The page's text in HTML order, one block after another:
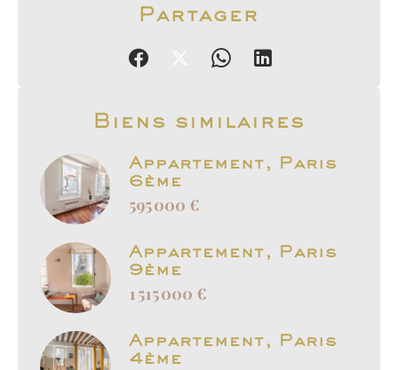
Partager
Biens similaires
Appartement, Paris
6ème
595 000 €
Appartement, Paris
9ème
1 515 000 €
Appartement, Paris
4ème